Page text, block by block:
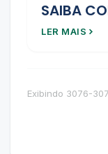
SAIBA
LER MAIS
Exibindo 3076-